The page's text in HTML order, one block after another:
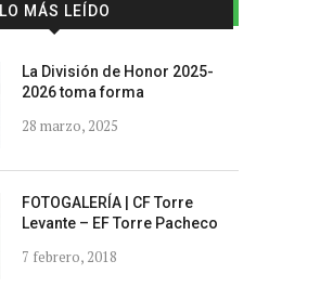
LO MÁS LEÍDO
La División de Honor 2025-
2026 toma forma
28 marzo, 2025
FOTOGALERÍA | CF Torre
Levante – EF Torre Pacheco
7 febrero, 2018